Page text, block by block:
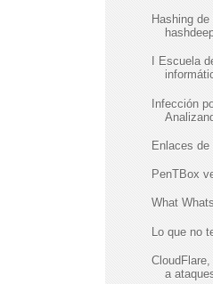
Hashing
I Escuela
Infección
Enlaces
PenTBox
What
Lo que no
a